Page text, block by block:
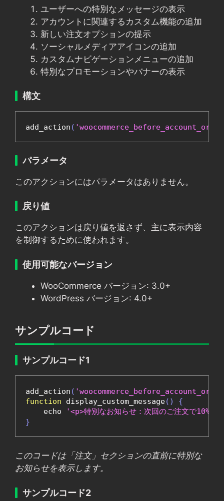
ユーザーへの特別なメッセージの表示
アカウントに関連するカスタム機能の追加
新しい注文オプションの提示
ソーシャルメディアアイコンの追加
カスタムナビゲーションメニューの追加
特別なプロモーションやバナーの表示
構文
add_action (
パラメータ
このアクションにはパラメータはありません。
戻り値
このアクションは戻り値を返さず、主に表示内容
を制御するために使われます。
使用可能なバージョン
WooCommerce バージョン: 3.0+
WordPress バージョン: 4.0+
サンプルコード
サンプルコード1
add_action (
function display_custom_message()
{
    echo
'<p>特別なお知らせ：次回のご注文で10%
}
このコードは「注文」セクションの直前に特別な
お知らせを表示します。
サンプルコード2